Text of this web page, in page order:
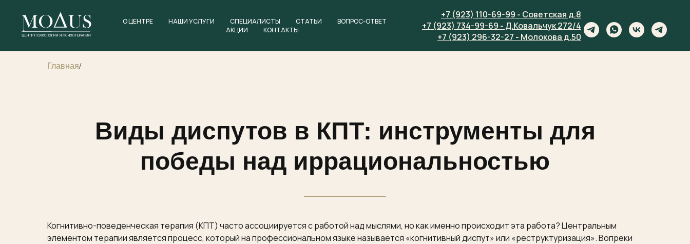
О ЦЕНТРЕ НАШИ УСЛУГИ СПЕЦИАЛИСТЫ СТАТЬИ
ВОПРОС-ОТВЕТ
АКЦИИ
КОНТАКТЫ
+7 (923) 110-69-99 - Советская д.8
+7 (923) 734-99-69 - Д.Ковальчук 272/4
+7 (923) 296-32-27 - Молокова д.50
Главная/
Виды диспутов в КПТ: инструменты для
победы над иррациональностью
Когнитивно-поведенческая терапия (КПТ) часто ассоциируется с работой над мыслями, но как именно происходит эта работа? Центральным
элементом терапии является процесс, который на профессиональном языке называется «когнитивный диспут» или «реструктуризация». Вопреки